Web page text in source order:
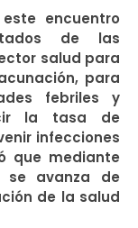
encuentro
de las
salud para
para
febriles y
la tasa de
infecciones
que mediante
se avanza de
de la salud